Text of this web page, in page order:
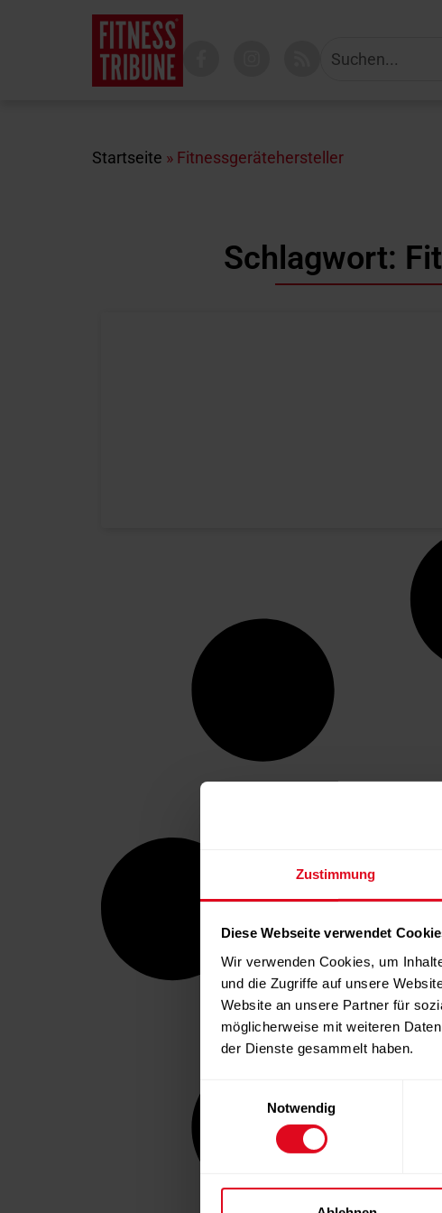
Zustimmung
Diese Webseite verwendet
Wir verwenden Cookies, um
und die Zugriffe auf unsere
Website an unsere Partner für
möglicherweise mit weiteren
der Dienste gesammelt haben.
Notwendig
Startseite » Fitnessgerätehersteller
Schlagwort: